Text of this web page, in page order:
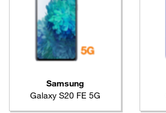
Samsung
Galaxy S20 FE 5G